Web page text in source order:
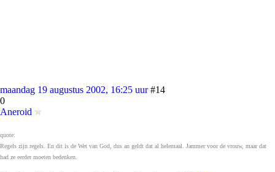
maandag 19 augustus 2002, 16:25 uur #14
0
Aneroid
quote:
Regels zijn regels. En dit is de Wet van God, dus an geldt dat al helemaal. Jammer voor de vrouw, maar dat
had ze eerder moeten bedenken.